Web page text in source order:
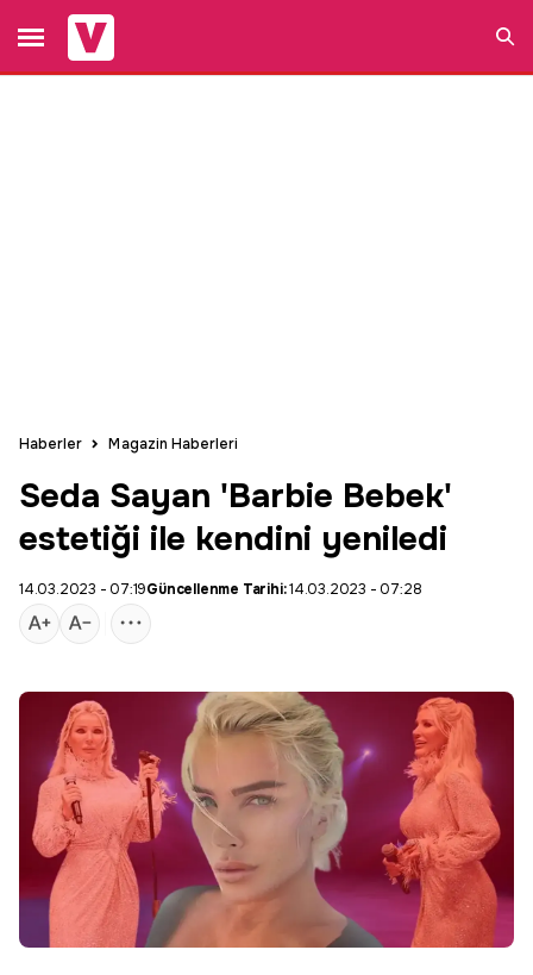
Haberler Magazin Haberleri
Seda Sayan 'Barbie Bebek'
estetiği ile kendini yeniledi
14.03.2023 - 07:19Güncellenme Tarihi:14.03.2023 - 07:28